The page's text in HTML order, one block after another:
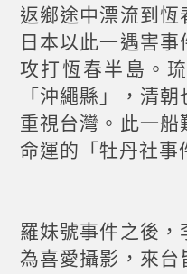
返鄉途中漂流到
日本以此一遇害
攻打恆春半島。
「沖繩縣」，清
重視台灣。此一
命運的「牡丹社事
羅妹號事件之後
為喜愛攝影，來